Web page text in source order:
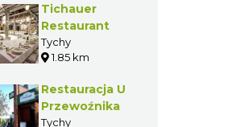
Tichauer
Restaurant
Tychy
1.85 km
Restauracja U
Przewoźnika
Tychy